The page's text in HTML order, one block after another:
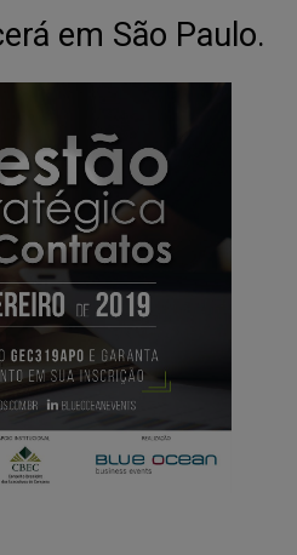
em São Paulo.